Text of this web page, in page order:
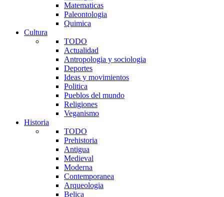
Matematicas
Paleontologia
Quimica
Cultura
TODO
Actualidad
Antropologia y sociologia
Deportes
Ideas y movimientos
Politica
Pueblos del mundo
Religiones
Veganismo
Historia
TODO
Prehistoria
Antigua
Medieval
Moderna
Contemporanea
Arqueologia
Belica